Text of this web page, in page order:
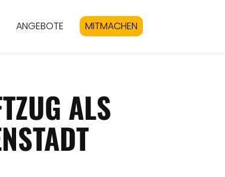
ANGEBOTE MITMACHEN
ALS